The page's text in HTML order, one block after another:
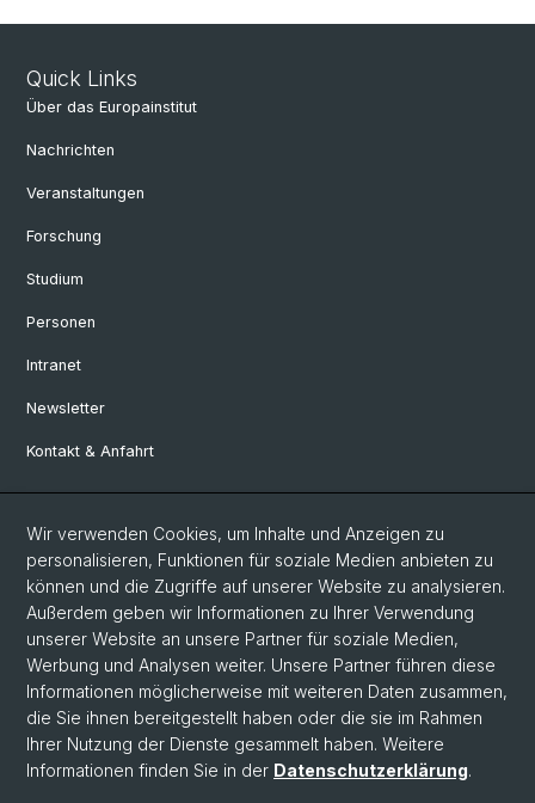
Quick Links
Über das Europainstitut
Nachrichten
Veranstaltungen
Forschung
Studium
Personen
Intranet
Newsletter
Kontakt & Anfahrt
Social Media
Facebook
LinkedIn
Instagram
Wir verwenden Cookies, um Inhalte und Anzeigen zu
personalisieren, Funktionen für soziale Medien anbieten zu
können und die Zugriffe auf unserer Website zu analysieren.
Außerdem geben wir Informationen zu Ihrer Verwendung
unserer Website an unsere Partner für soziale Medien,
Werbung und Analysen weiter. Unsere Partner führen diese
Informationen möglicherweise mit weiteren Daten zusammen,
die Sie ihnen bereitgestellt haben oder die sie im Rahmen
Ihrer Nutzung der Dienste gesammelt haben. Weitere
Informationen finden Sie in der Datenschutzerklärung.